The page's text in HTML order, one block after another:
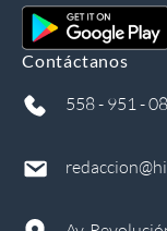
Contáctanos
558 - 951 -